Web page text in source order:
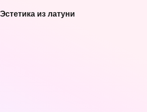
Эстетика из латуни